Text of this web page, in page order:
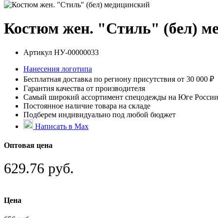
Костюм жен. "Стиль" (бел)
Артикул НУ-00000033
Нанесения логотипа
Бесплатная доставка по региону присутствия от 30 000 ₽
Гарантия качества от производителя
Самый широкий ассортимент спецодежды на Юге России
Постоянное наличие товара на складе
Подберем индивидуально под любой бюджет
Написать в Max
Оптовая цена
629.76 руб.
Цена